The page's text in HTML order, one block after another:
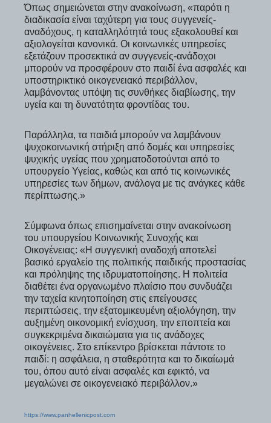
Όπως σημειώνεται στην ανακοίνωση, «παρότι η
διαδικασία είναι ταχύτερη για τους συγγενείς-
αναδόχους, η καταλληλότητά τους εξακολουθεί και
αξιολογείται κανονικά. Οι κοινωνικές υπηρεσίες
εξετάζουν προσεκτικά αν συγγενείς-ανάδοχοι
μπορούν να προσφέρουν στο παιδί ένα ασφαλές και
υποστηρικτικό οικογενειακό περιβάλλον,
λαμβάνοντας υπόψη τις συνθήκες διαβίωσης, την
υγεία και τη δυνατότητα φροντίδας του.
Παράλληλα, τα παιδιά μπορούν να λαμβάνουν
ψυχοκοινωνική στήριξη από δομές και υπηρεσίες
ψυχικής υγείας που χρηματοδοτούνται από το
υπουργείο Υγείας, καθώς και από τις κοινωνικές
υπηρεσίες των δήμων, ανάλογα με τις ανάγκες κάθε
περίπτωσης.»
Σύμφωνα όπως επισημαίνεται στην ανακοίνωση
του υπουργείου Κοινωνικής Συνοχής και
Οικογένειας: «Η συγγενική αναδοχή αποτελεί
βασικό εργαλείο της πολιτικής παιδικής προστασίας
και πρόληψης της ιδρυματοποίησης. Η πολιτεία
διαθέτει ένα οργανωμένο πλαίσιο που συνδυάζει
την ταχεία κινητοποίηση στις επείγουσες
περιπτώσεις, την εξατομικευμένη αξιολόγηση, την
αυξημένη οικονομική ενίσχυση, την εποπτεία και
συγκεκριμένα δικαιώματα για τις ανάδοχες
οικογένειες. Στο επίκεντρο βρίσκεται πάντοτε το
παιδί: η ασφάλεια, η σταθερότητα και το δικαίωμά
του, όπου αυτό είναι ασφαλές και εφικτό, να
μεγαλώνει σε οικογενειακό περιβάλλον.»
https://www.panhellenicpost.com